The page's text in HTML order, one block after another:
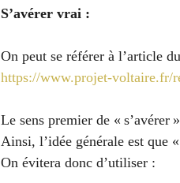
S’avérer vrai :
On peut se référer à l’article
https://www.projet-voltaire.fr/
Le sens premier de « s’avérer
Ainsi, l’idée générale est que «
On évitera donc d’utiliser :